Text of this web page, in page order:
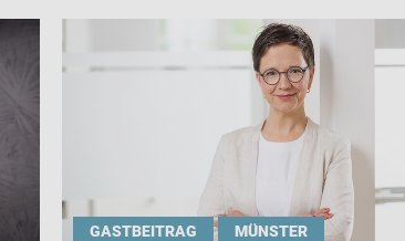
GASTBEITRAG MÜNSTER